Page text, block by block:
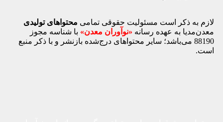
لازم به ذکر است مسئولیت حقوقی تمامی محتواهای تولیدی
معدن‌مدیا به عهده رسانه «نوآوران معدن» با شناسه مجوز
88190 می‌باشد؛ سایر محتواهای درج‌شده بازنشر و با ذکر منبع
است.